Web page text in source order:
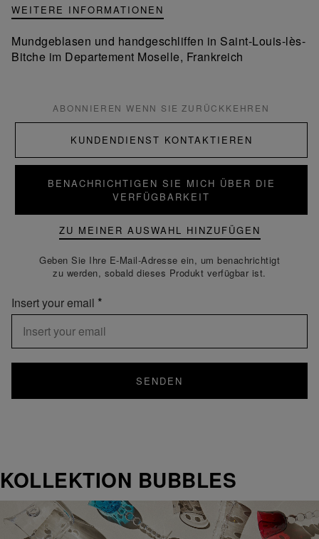
WEITERE INFORMATIONEN
Mundgeblasen und handgeschliffen in Saint-Louis-lès-
Bitche im Departement Moselle, Frankreich
ABONNIEREN WENN SIE ZURÜCKKEHREN
KUNDENDIENST KONTAKTIEREN
BENACHRICHTIGEN SIE MICH ÜBER DIE
VERFÜGBARKEIT
ZU MEINER AUSWAHL HINZUFÜGEN
Geben Sie Ihre E-Mail-Adresse ein, um benachrichtigt
zu werden, sobald dieses Produkt verfügbar ist.
Insert your email
SENDEN
KOLLEKTION BUBBLES